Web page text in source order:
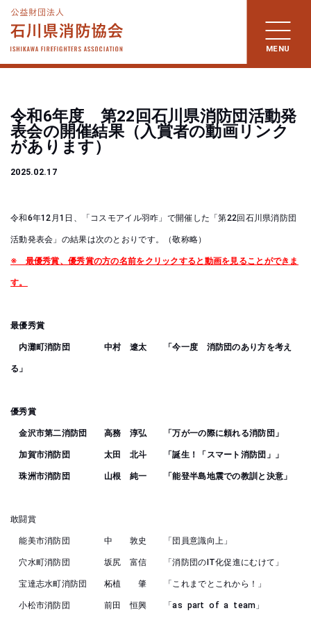
令和6年度 第22回石川県消防団活動発
表会の開催結果（入賞者の動画リンク
があります）
2025.02.17
令和6年12月1日、「コスモアイル羽咋」で開催した「第22回石川県消防団
活動発表会」の結果は次のとおりです。（敬称略）
※ 最優秀賞、優秀賞の方の名前をクリックすると動画を見ることができま
す。
最優秀賞
内灘町消防団 中村 遼太 「今一度 消防団のあり方を考え
る」
優秀賞
金沢市第二消防団 高務 淳弘 「万が一の際に頼れる消防団」
加賀市消防団 太田 北斗 「誕生！「スマート消防団」」
珠洲市消防団 山根 純一 「能登半島地震での教訓と決意」
敢闘賞
能美市消防団 中 敦史 「団員意識向上」
穴水町消防団 坂尻 富信 「消防団のIT化促進にむけて」
宝達志水町消防団 柘植 肇 「これまでとこれから！」
小松市消防団 前田 恒興 「as part of a team」